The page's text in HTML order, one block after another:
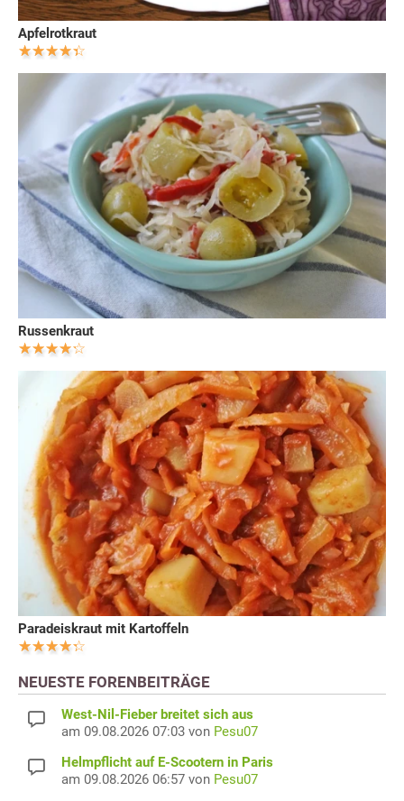
Apfelrotkraut
Russenkraut
Paradeiskraut mit Kartoffeln
NEUESTE FORENBEITRÄGE
West-Nil-Fieber breitet sich aus
am 09.08.2026 07:03 von Pesu07
Helmpflicht auf E-Scootern in Paris
am 09.08.2026 06:57 von Pesu07